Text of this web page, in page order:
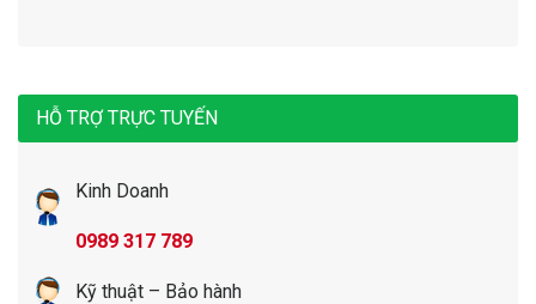
HỖ TRỢ TRỰC TUYẾN
Kinh Doanh
0989 317 789
Kỹ thuật – Bảo hành